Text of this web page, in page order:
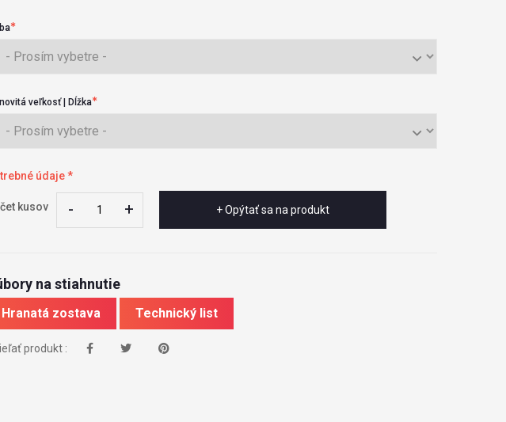
veľkosť | Dĺžka
údaje *
kusov - +
- + + Opýtať sa na produkt
na stiahnutie
Hranatá zostava Technický list
produkt :